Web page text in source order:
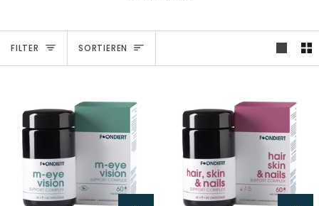
FILTER Sortieren
SORTIEREN